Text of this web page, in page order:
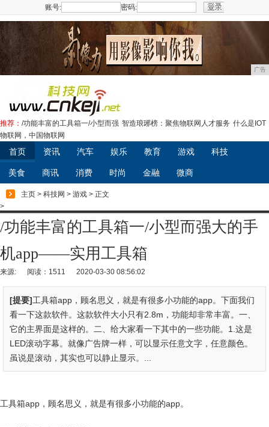
账号: 密码:
广告
推荐： /功能丰富的工具箱一/小型而强 智造琅琊榜：聚焦物联网人才服务 什么是IOT
物联网，中国物联网
首页 资讯 汽车 娱乐 教育 游戏 科技
美食 商讯 消费 时尚 金融 微商
主页 > 科技网 > 游戏 > 正文
>
/功能丰富的工具箱一/小型而强大的手
机app——实用工具箱
来源: 阅读：1511 2020-03-30 08:56:02
[提要]工具箱app，顾名思义，就是有很多小功能的app。下面我们
看一下这款软件。这款软件大小只有2.8m，功能却非常丰富。一、
它的主界面是这样的。二、给大家看一下其中的一些功能。1.这是
LED滚动字幕。就像广告牌一样，可以显示任意文字，任意颜色。
虽说是滚动，其实也可以静止显示。...
工具箱app，顾名思义，就是有很多小功能的app。